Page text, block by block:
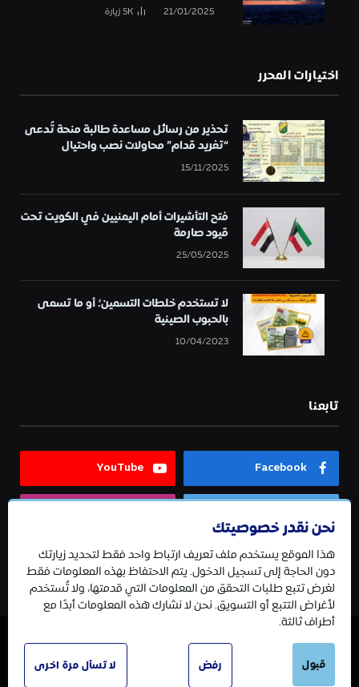
21/01/2025
5Kزيارة
اختيارات المحرر
تحذير من رسائل مساعدة طالبة منحة تُدعى
“تغريد قدام” محاولات نصب واحتيال
15/11/2025
فتح التأشيرات أمام اليمنيين في الكويت تحت
قيود صارمة
25/05/2025
لا تستخدم خلطات التسمين؛ أو ما تسمى
بالحبوب الصينية
10/04/2023
تابعنا
Facebook
YouTube
Telegram
نحن نقدر خصوصيتك
هذا الموقع يستخدم ملف تعريف ارتباط واحد فقط لتحديد زيارتك
دون الحاجة إلى تسجيل الدخول. يتم الاحتفاظ بهذه المعلومات فقط
لغرض تتبع طلبات التحقق من المعلومات التي قدمتها، ولا تُستخدم
لأغراض التتبع أو التسويق. نحن لا نشارك هذه المعلومات أبدًا مع
أطراف ثالثة.
قبول رفض لا تسأل مرة اخرى